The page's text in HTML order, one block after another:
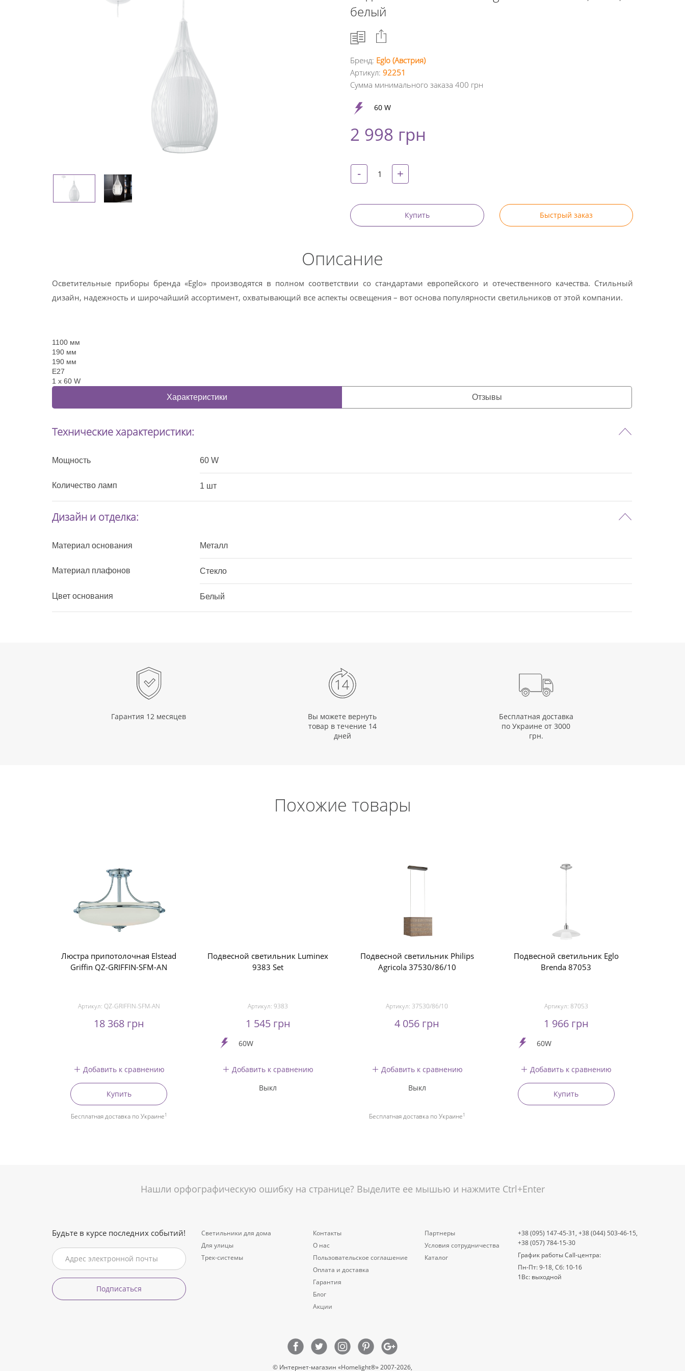
белый
Facebook
+
Twitter
Бренд: Eglo (Австрия)
Артикул: 92251
Сумма минимального заказа 400 грн
60 W
2 998 грн
- +
Купить Быстрый заказ
Описание
Осветительные приборы бренда «Eglo» производятся в полном соответствии со стандартами европейского и отечественного качества. Стильный
дизайн, надежность и широчайший ассортимент, охватывающий все аспекты освещения – вот основа популярности светильников от этой компании.
1100 мм
190 мм
190 мм
E27
1 x 60 W
Характеристики Отзывы
Технические характеристики:
Мощность 60 W
Количество ламп 1 шт
Дизайн и отделка:
Материал основания Металл
Материал плафонов Стекло
Цвет основания Белый
Гарантия 12 месяцев
Вы можете вернуть
товар в течение 14
дней
Бесплатная доставка
по Украине от 3000
грн.
Похожие товары
Люстра припотолочная Elstead
Griffin QZ-GRIFFIN-SFM-AN
Артикул: QZ-GRIFFIN-SFM-AN
18 368 грн
Добавить к сравнению
Купить
Бесплатная доставка по Украине1
Подвесной светильник Luminex
9383 Set
Артикул:9383
1 545 грн
60W
Добавить к сравнению
Выкл
Подвесной светильник Philips
Agricola 37530/86/10
Артикул:37530/86/10
4 056 грн
Добавить к сравнению
Выкл
Бесплатная доставка по Украине1
Подвесной светильник Eglo
Brenda 87053
Артикул: 87053
1 966 грн
60W
Добавить к сравнению
Купить
Нашли орфографическую ошибку на странице? Выделите ее мышью и нажмите Ctrl+Enter
Будьте в курсе последних событий!
Подписаться
Светильники для дома
Для улицы
Трек-системы
Контакты
О нас
Пользовательское соглашение
Оплата и доставка
Гарантия
Блог
Акции
Партнеры
Условия сотрудничества
Каталог
+38 (095) 147-45-31, +38 (044) 503-46-15,
+38 (057) 784-15-30
График работы Call-центра:
Пн-Пт: 9-18, Сб: 10-16
1Вс: выходной
© Интернет-магазин «Homelight®» 2007-2026,